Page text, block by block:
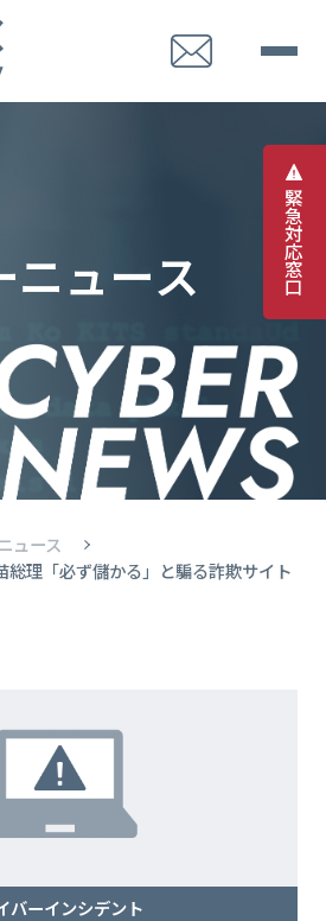
緊
急
対
応
窓
口
ニュース
ュース
総理「必ず儲かる」と騙る詐欺サイト
バーインシデント